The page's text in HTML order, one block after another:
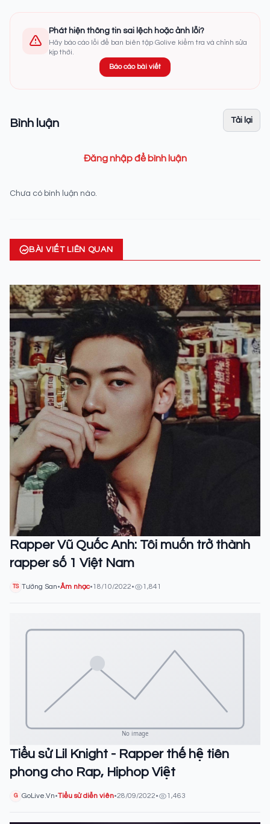
Phát hiện thông tin sai lệch hoặc ảnh lỗi?
Hãy báo cáo lỗi để ban biên tập Golive kiểm tra và chỉnh sửa
kịp thời.
Báo cáo bài viết
Bình luận Tải lại
Đăng nhập để bình luận
Chưa có bình luận nào.
BÀI VIẾT LIÊN QUAN
Rapper Vũ Quốc Anh: Tôi muốn trở thành
rapper số 1 Việt Nam
TS Tường San•Âm nhạc•18/10/2022• 1,841
Tiểu sử Lil Knight - Rapper thế hệ tiên
phong cho Rap, Hiphop Việt
G GoLive.Vn•Tiểu sử diễn viên•28/09/2022• 1,463